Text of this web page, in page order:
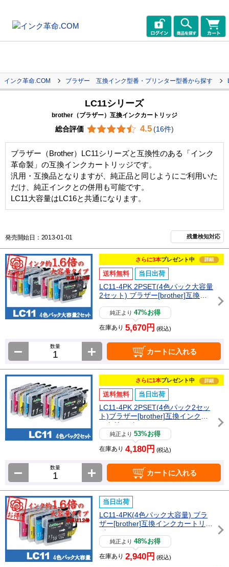
インク革命.COM ブラザー 互換インク型番・プリンター型番から探す
LC11シリーズ
brother（ブラザー）互換インクカートリッジ
総合評価 4.5 (16件)
ブラザー（Brother）LC11シリーズと互換性のある「インク
革命製」の互換インクカートリッジです。
汎用・互換品となりますが、純正品と同じようにご利用いた
だけ、純正インクとの併用も可能です。
LC11大容量はLC16と共通になります。
発売開始日：2013-01-01 残量検知対応
さらに3本プレゼント中 詳細
送料無料 当日出荷
LC11-4PK 2PSET(4色パック大容量
2セット) ブラザー[brother]互換イ
純正より47%お得
在庫あり 5,670円 (税込)
数量
カートに入れる
さらに1本プレゼント中 詳細
送料無料 当日出荷
LC11-4PK 2PSET(4色パック2セッ
ト)ブラザー[brother]互換インクカ
ートリッジ
純正より53%お得
在庫あり 4,180円 (税込)
数量
カートに入れる
当日出荷
LC11-4PK(4色パック大容量) ブラ
ザー[brother]互換インクカートリッ
ジ
純正より48%お得
在庫あり 2,940円 (税込)